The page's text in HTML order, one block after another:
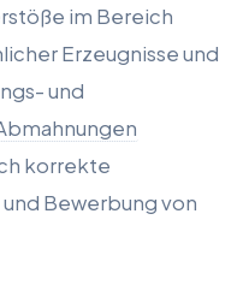
im Bereich
Erzeugnisse und
und
korrekte
Bewerbung von